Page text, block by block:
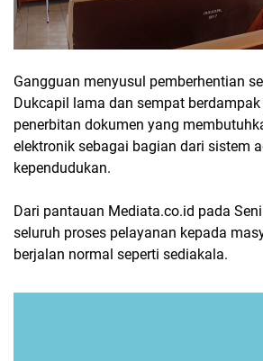
Gangguan menyusul pemberhentian
Dukcapil lama dan sempat
penerbitan dokumen yang
elektronik sebagai bagian dari sistem
kependudukan.
Dari pantauan Mediata.co.id pada
seluruh proses pelayanan kepada
berjalan normal seperti sediakala.